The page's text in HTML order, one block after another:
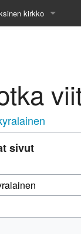
kirkko
sivut